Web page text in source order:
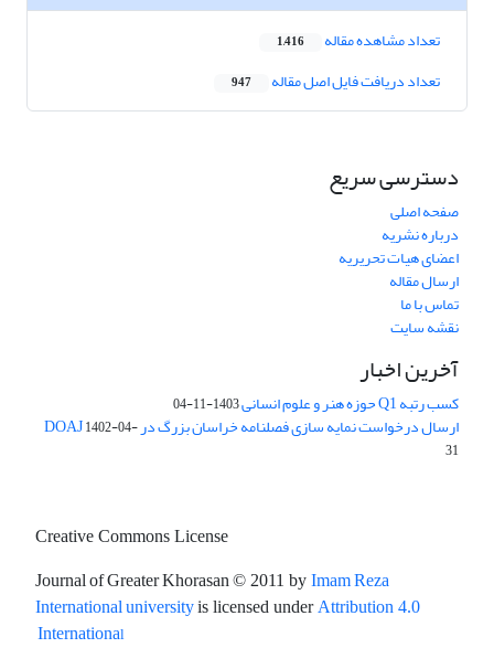
تعداد مشاهده مقاله 1,416
تعداد دریافت فایل اصل مقاله 947
دسترسی سریع
صفحه اصلی
درباره نشریه
اعضای هیات تحریریه
ارسال مقاله
تماس با ما
نقشه سایت
آخرین اخبار
کسب رتبه Q1 حوزه هنر و علوم انسانی 1403-11-04
ارسال درخواست نمایه سازی فصلنامه خراسان بزرگ در DOAJ1402-04-
31
Creative Commons License
Journal of Greater Khorasan© 2011 by Imam Reza
International universityis licensed under Attribution 4.0
International